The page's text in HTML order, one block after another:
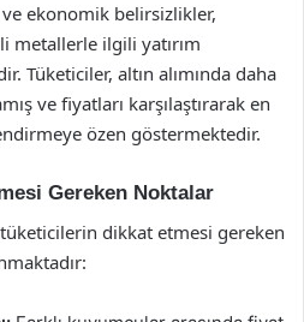
ekonomik belirsizlikler,
metallerle ilgili yatırım
Tüketiciler, altın alımında daha
ve fiyatları karşılaştırarak en
özen göstermektedir.
Gereken Noktalar
tüketicilerin dikkat etmesi gereken